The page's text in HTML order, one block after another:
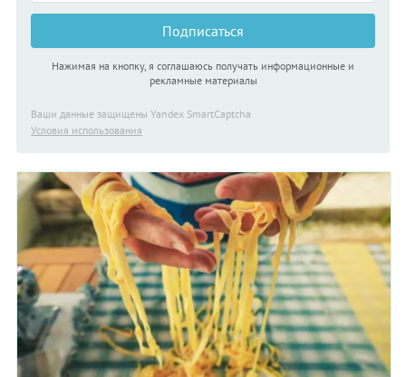
Подписаться
Нажимая на кнопку, я соглашаюсь получать информационные и
рекламные материалы
Ваши данные защищены Yandex SmartCaptcha
Условия использования